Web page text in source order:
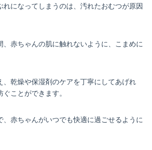
れになってしまうのは、汚れたおむつが原因
、赤ちゃんの肌に触れないように、こまめに
、乾燥や保湿剤のケアを丁寧にしてあげれ
ことができます。
、赤ちゃんがいつでも快適に過ごせるように